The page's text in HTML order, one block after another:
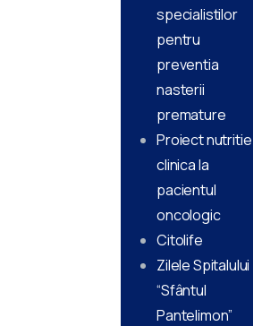
specialistilor
pentru
preventia
nasterii
premature
Proiect nutritie
clinica la
pacientul
oncologic
Citolife
Zilele Spitalului
“Sfântul
Pantelimon”